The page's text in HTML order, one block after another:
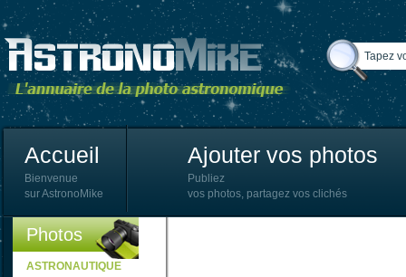
Accueil
Bienvenue
sur AstronoMike
Ajouter vos photos
Publiez
vos photos, partagez vos clichés
Photos
ASTRONAUTIQUE